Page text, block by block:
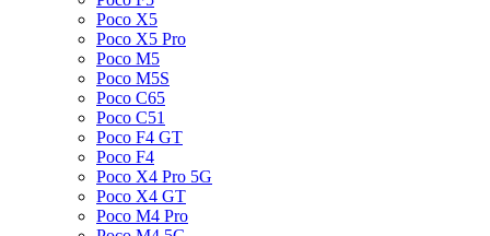
Poco X5
Poco X5 Pro
Poco M5
Poco M5S
Poco C65
Poco C51
Poco F4 GT
Poco F4
Poco X4 Pro 5G
Poco X4 GT
Poco M4 Pro